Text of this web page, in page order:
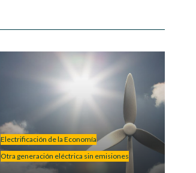
Electrificación de la Economía
Otra generación eléctrica sin emisiones